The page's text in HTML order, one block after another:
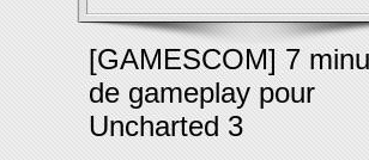
[GAMESCOM] 7
de gameplay pour
Uncharted 3